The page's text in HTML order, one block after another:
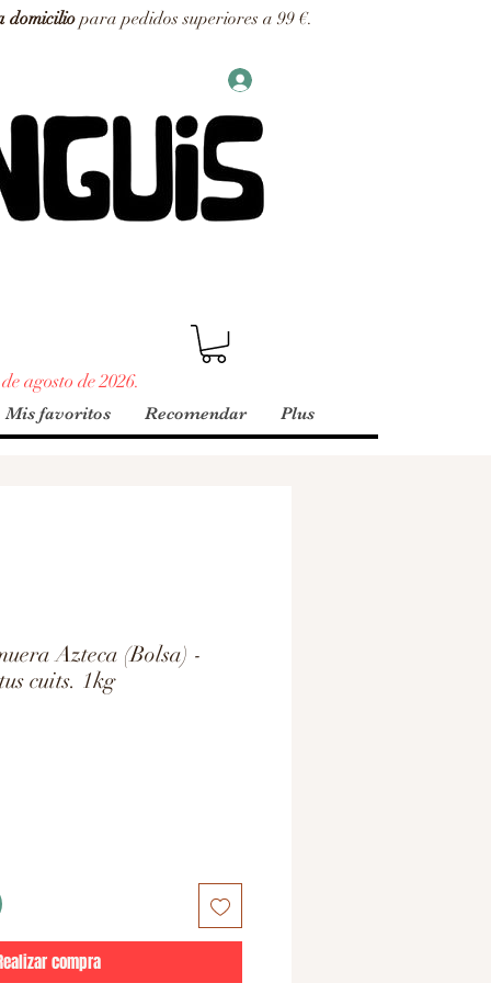
domiciliopara pedidos superiores a 99 €.
agosto de 2026.
Mis favoritos Recomendar Plus
Azteca (Bolsa) -
cuits. 1kg
compra